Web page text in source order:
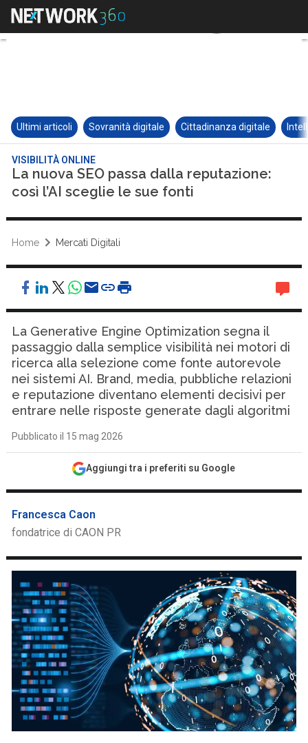
Ultimi articoli Sovranità digitale Cittadinanza digitale
VISIBILITÀ ONLINE
La nuova SEO passa dalla reputazione:
così l’AI sceglie le sue fonti
Home Mercati Digitali
La Generative Engine Optimization segna il
passaggio dalla semplice visibilità nei motori di
ricerca alla selezione come fonte autorevole
nei sistemi AI. Brand, media, pubbliche relazioni
e reputazione diventano elementi decisivi per
entrare nelle risposte generate dagli algoritmi
Pubblicato il 15 mag 2026
Aggiungi tra i preferiti su Google
Francesca Caon
fondatrice di CAON PR